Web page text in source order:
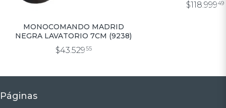
MONOCOMANDO MADRID
NEGRA LAVATORIO 7CM (9238)
$43.52955
$118.99949
Páginas